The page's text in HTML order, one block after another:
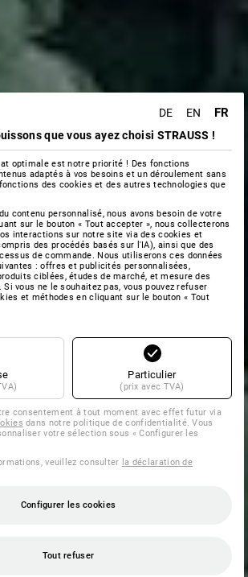
DE EN FR
que vous ayez choisi STRAUSS !
optimale est notre priorité ! Des fonctions
adaptés à vos besoins et un déroulement sans
des cookies et des autres technologies que
contenu personnalisé, nous avons besoin de votre
sur le bouton « Tout accepter », nous collecterons
interactions sur notre site via des cookies et
des procédés basés sur l'IA), ainsi que des
de commande. Nous utiliserons ces données
: offres et publicités personnalisées,
ciblées, études de marché, et mesure des
vous ne le souhaitez pas, vous pouvez refuser
et méthodes en cliquant sur le bouton « Tout
Particulier
(prix avec TVA)
consentement à tout moment avec effet futur via
dans notre politique de confidentialité. Vous
votre sélection sous « Configurer les
veuillez consulter la déclaration de
Configurer les cookies
Tout refuser